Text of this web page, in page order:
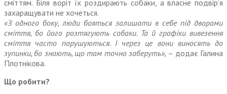
сміттям. Біля воріт їх роздирають собаки, а власне подвір’я
захаращувати не хочеться.
«З одного боку, люди бояться залишати в себе під дворами
сміття, бо його розтягують собаки. Та й графіки вивезення
сміття часто порушуються. І через це вони виносять до
зупинки, бо знають, що там точно заберуть», – додає Галина
Плотнікова.
Що робити?